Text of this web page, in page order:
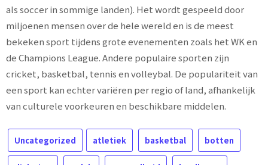
als soccer in sommige landen). Het wordt gespeeld door
miljoenen mensen over de hele wereld en is de meest
bekeken sport tijdens grote evenementen zoals het WK en
de Champions League. Andere populaire sporten zijn
cricket, basketbal, tennis en volleybal. De populariteit van
een sport kan echter variëren per regio of land, afhankelijk
van culturele voorkeuren en beschikbare middelen.
Uncategorized atletiek basketbal botten